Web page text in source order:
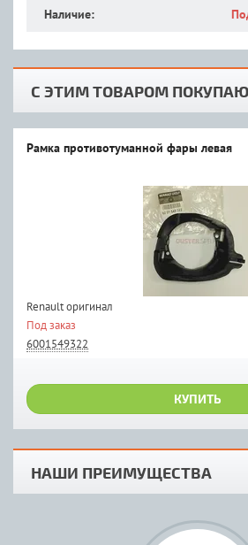
Наличие:
С ЭТИМ ТОВАРОМ
Рамка противотуманной фары левая
Renault оригинал
Под заказ
6001549322
КУПИТЬ
НАШИ ПРЕИМУЩЕСТВА